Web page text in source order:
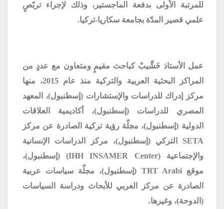
للمرتبة الأولى بدفعة الماجستير، وذلك لإجراء تربّصٍ
علمي قصير المدّة بجامعة سكاريا-تركيا.
عمل الأستاذ خَشِّيبْ كباحث مقيمٍ ومتعاون مع عددٍ من
المراكز البحثية العربية والتركية منذ عام 2015، منها
مركز إدراك للدراسات والإستشارات (إسطنبول)، المعهد
المصري للدراسات (إسطنبول)، أكاديمية العلاقات
الدولية (إسطنبول)، مجلّة رؤية تركية الصادرة عن مركز
SETA التركي (إسطنبول)، مركز الدراسات الإنسانية
والإجتماعية (IHH INSAMER Center) (إسطنبول)،
موقعTRT Arabi (إسطنبول)، مجلّة سياسات عربية
الصادرة عن مركز العربي للأبحاث ودراسة السياسات
(الدوحة)، وغيرها.